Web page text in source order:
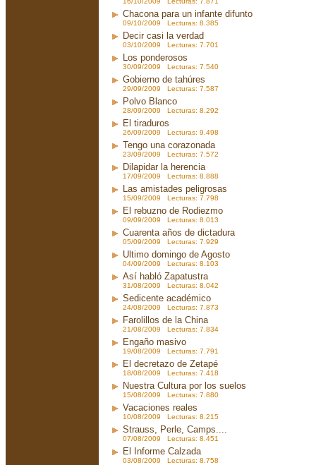
Chacona para un infante difunto
09/10/2009 Lecturas: 8.385
Decir casi la verdad
03/10/2009 Lecturas: 7.701
Los ponderosos
30/09/2009 Lecturas: 7.540
Gobierno de tahúres
29/09/2009 Lecturas: 7.587
Polvo Blanco
28/09/2009 Lecturas: 8.292
El tiraduros
26/09/2009 Lecturas: 9.498
Tengo una corazonada
23/09/2009 Lecturas: 7.572
Dilapidar la herencia
17/09/2009 Lecturas: 8.888
Las amistades peligrosas
15/09/2009 Lecturas: 7.798
El rebuzno de Rodiezmo
09/09/2009 Lecturas: 8.013
Cuarenta años de dictadura
05/09/2009 Lecturas: 7.929
Ultimo domingo de Agosto
04/09/2009 Lecturas: 8.103
Así habló Zapatustra
31/08/2009 Lecturas: 8.042
Sedicente académico
24/08/2009 Lecturas: 7.873
Farolillos de la China
21/08/2009 Lecturas: 7.834
Engaño masivo
19/08/2009 Lecturas: 7.791
El decretazo de Zetapé
18/08/2009 Lecturas: 7.418
Nuestra Cultura por los suelos
15/08/2009 Lecturas: 7.880
Vacaciones reales
10/08/2009 Lecturas: 8.215
Strauss, Perle, Camps....
07/08/2009 Lecturas: 8.451
El Informe Calzada
03/08/2009 Lecturas: 8.758